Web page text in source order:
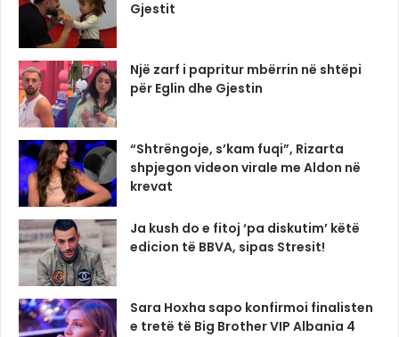
Gjestit
Një zarf i papritur mbërrin në shtëpi
për Eglin dhe Gjestin
“Shtrëngoje, s’kam fuqi”, Rizarta
shpjegon videon virale me Aldon në
krevat
Ja kush do e fitoj ‘pa diskutim’ këtë
edicion të BBVA, sipas Stresit!
Sara Hoxha sapo konfirmoi finalisten
e tretë të Big Brother VIP Albania 4